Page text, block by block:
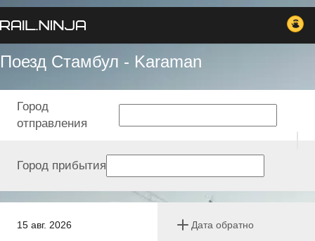
Поезд Стамбул - Karaman
15 авг. 2026 Дата обратно
Город
отправления
Город прибытия